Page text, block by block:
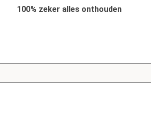
100% zeker alles onthouden